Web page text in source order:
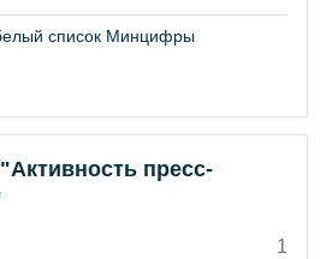
список Минцифры
пресс-
1